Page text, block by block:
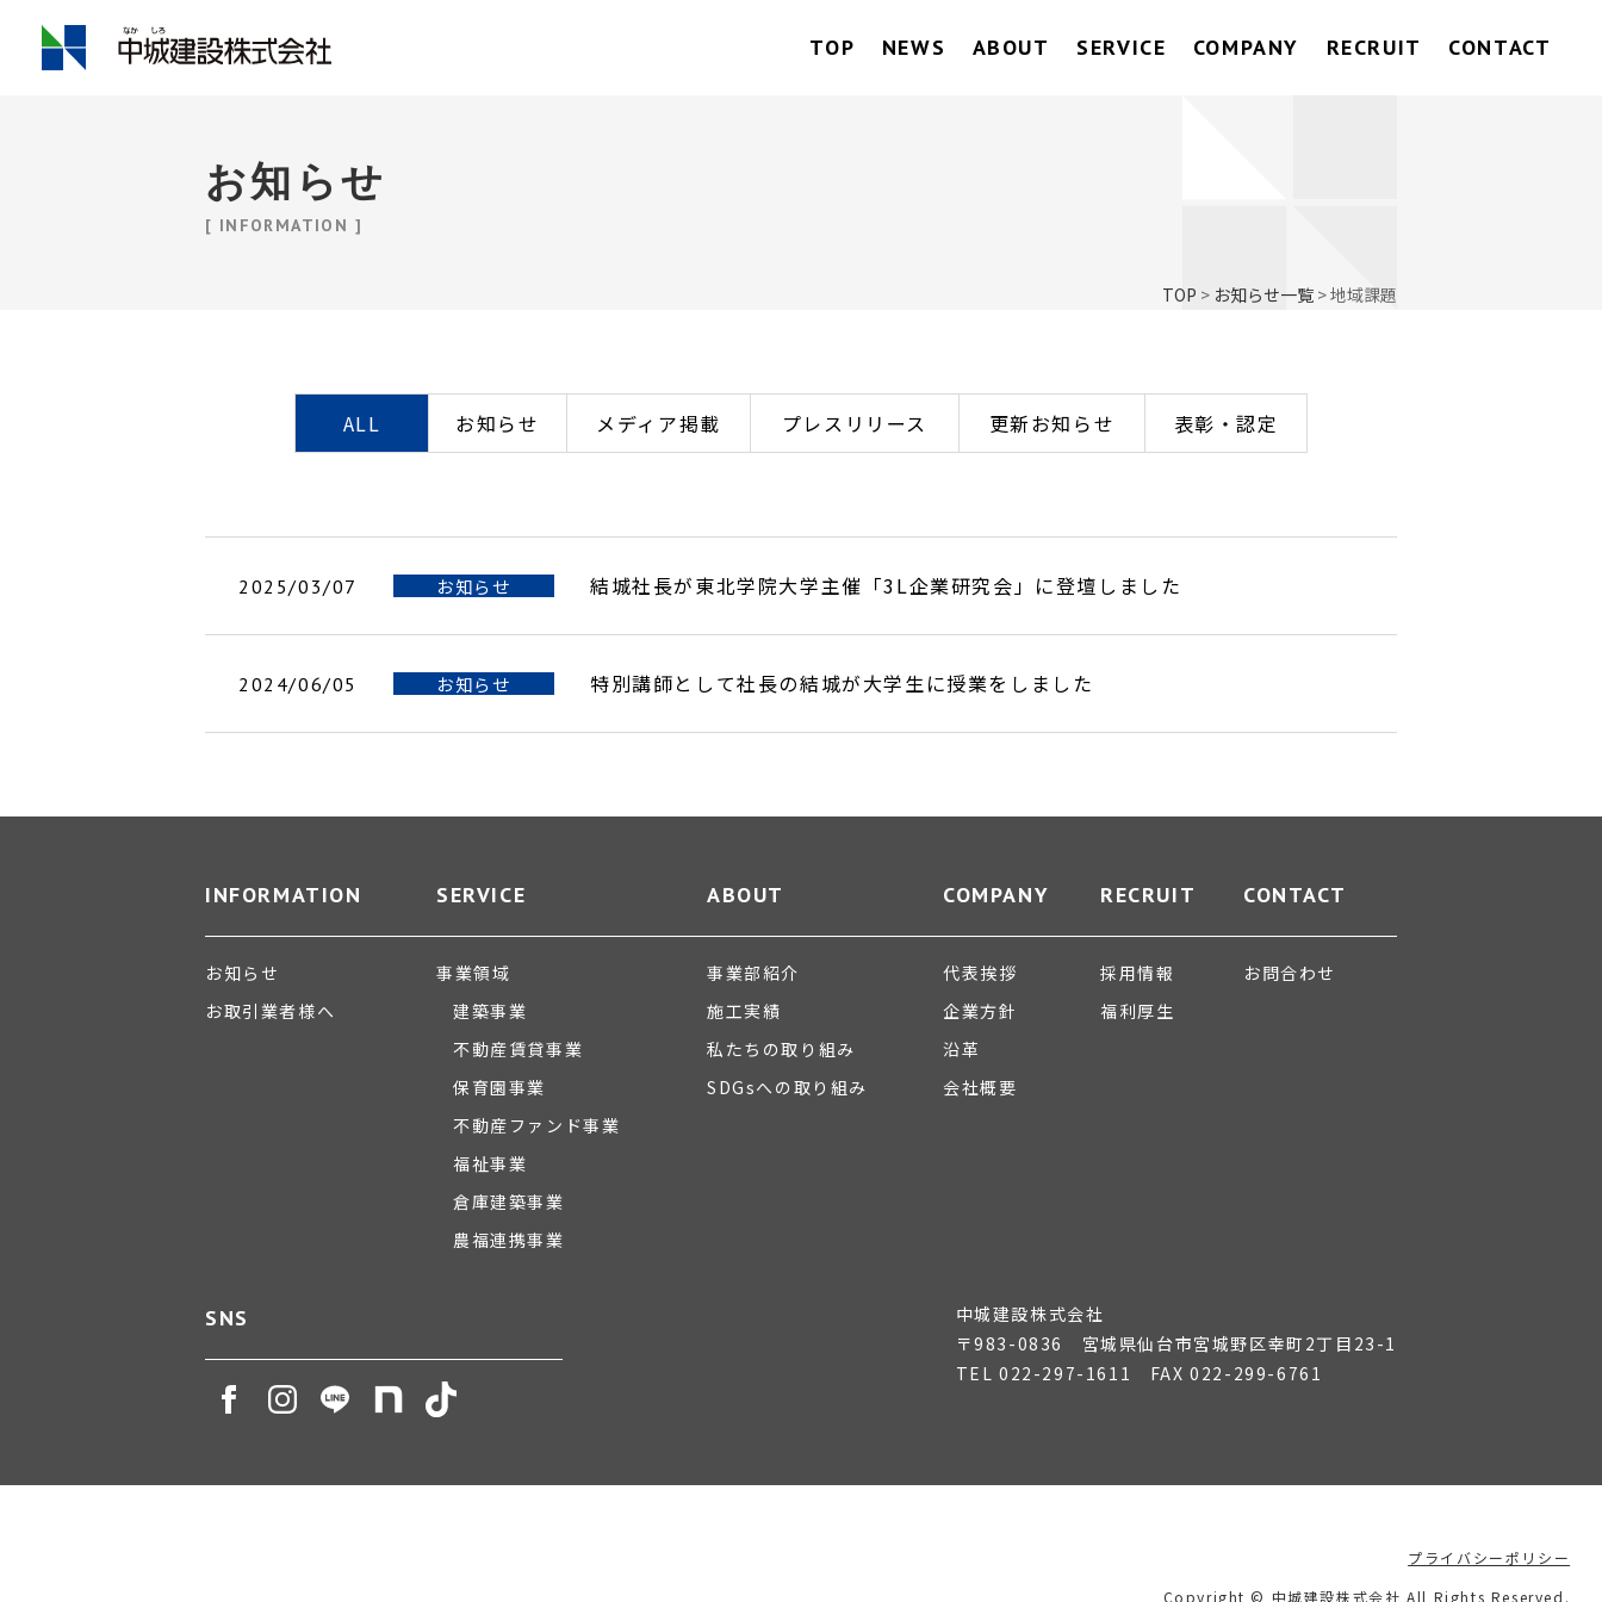
TOP NEWS ABOUT SERVICE COMPANY RECRUIT CONTACT
お知らせ
[ INFORMATION ]
TOP > お知らせ一覧 >地域課題
ALL お知らせ メディア掲載 プレスリリース 更新お知らせ 表彰・認定
2025/03/07 お知らせ 結城社長が東北学院大学主催「3L企業研究会」に登壇しました
2024/06/05 お知らせ 特別講師として社長の結城が大学生に授業をしました
INFORMATION
お知らせ
お取引業者様へ
SERVICE
事業領域
建築事業
不動産賃貸事業
保育園事業
不動産ファンド事業
福祉事業
倉庫建築事業
農福連携事業
ABOUT
事業部紹介
施工実績
私たちの取り組み
SDGsへの取り組み
COMPANY
代表挨拶
企業方針
沿革
会社概要
RECRUIT
採用情報
福利厚生
CONTACT
お問合わせ
SNS
中城建設株式会社
〒983-0836 宮城県仙台市宮城野区幸町2丁目23-1
TEL 022-297-1611 FAX 022-299-6761
プライバシーポリシー
Copyright © 中城建設株式会社 All Rights Reserved.